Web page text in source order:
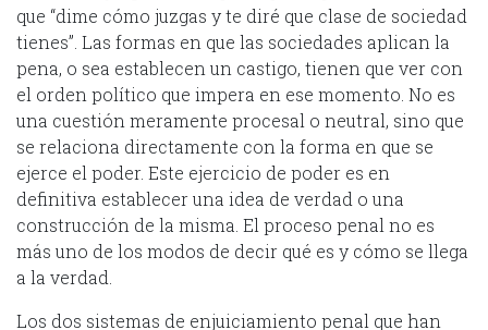
que “dime cómo juzgas y te diré que clase de sociedad
tienes”. Las formas en que las sociedades aplican la
pena, o sea establecen un castigo, tienen que ver con
el orden político que impera en ese momento. No es
una cuestión meramente procesal o neutral, sino que
se relaciona directamente con la forma en que se
ejerce el poder. Este ejercicio de poder es en
definitiva establecer una idea de verdad o una
construcción de la misma. El proceso penal no es
más uno de los modos de decir qué es y cómo se llega
a la verdad.
Los dos sistemas de enjuiciamiento penal que han